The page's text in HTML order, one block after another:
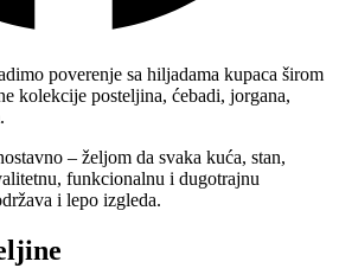
poverenje sa hiljadama kupaca širom
kolekcije posteljina, ćebadi, jorgana,
– željom da svaka kuća, stan,
funkcionalnu i dugotrajnu
i lepo izgleda.